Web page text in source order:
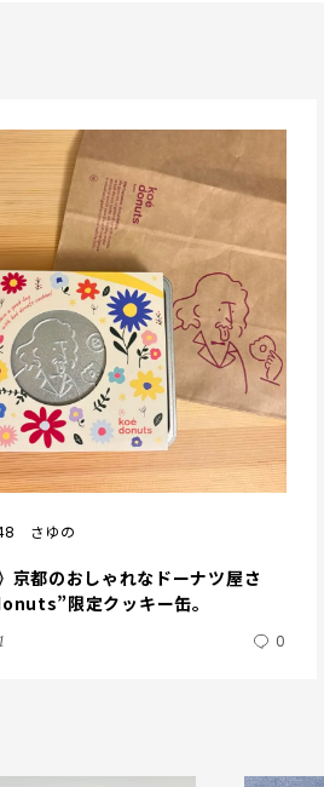
さゆの
京都のおしゃれなドーナツ屋さ
限定クッキー缶。
0